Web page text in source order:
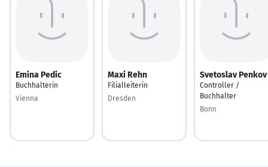
Emina Pedic
Buchhalterin
Vienna
Maxi Rehn
Filialleiterin
Dresden
Svetoslav Penkov
Controller /
Buchhalter
Bonn